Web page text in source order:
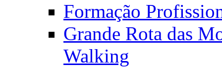
Formação
Grande Rota das
Walking